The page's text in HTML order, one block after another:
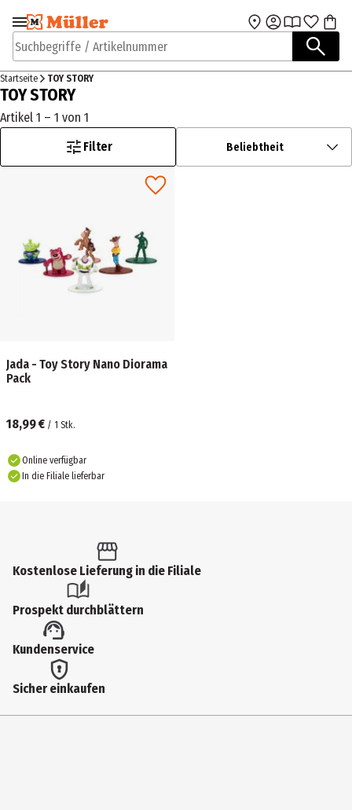
Zur Navigation
springen
Zum Hauptinhalt
Suchbegriffe / Artikelnummer
Startseite TOY STORY
TOY STORY
Artikel 1 – 1 von 1
Filter
Beliebtheit
Jada - Toy Story Nano Diorama
Pack
18,99 € / 1 Stk.
Online verfügbar
In die Filiale lieferbar
Kostenlose Lieferung in die Filiale
Prospekt durchblättern
Kundenservice
Sicher einkaufen